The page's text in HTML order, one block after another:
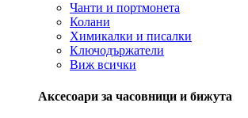
Чанти и портмонета
Колани
Химикалки и писалки
Ключодържатели
Виж всички
Аксесоари за часовници и бижута